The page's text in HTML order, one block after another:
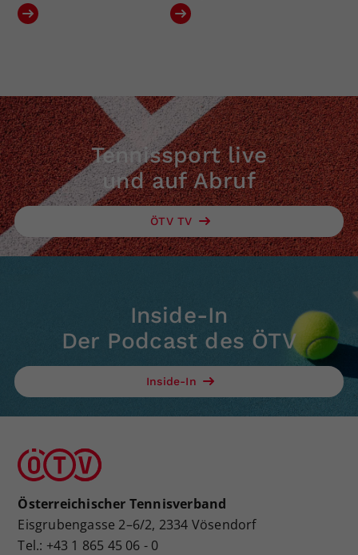
Tennissport live
und auf Abruf
ÖTV TV
Inside-In
Der Podcast des ÖTV
Inside-In
Österreichischer Tennisverband
Eisgrubengasse 2–6/2, 2334 Vösendorf
Tel.: +43 1 865 45 06 - 0